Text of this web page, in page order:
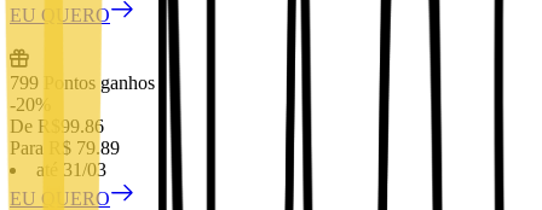
EU QUERO
799
Pontos ganhos
-20%
De R$
99.86
Para R$ 79.89
até 31/03
EU QUERO